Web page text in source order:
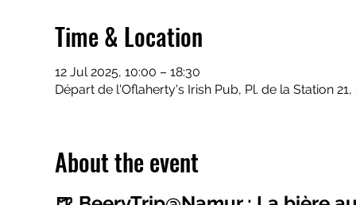
Time & Location
12 Jul 2025, 10:00 – 18:30
Départ de l'Oflaherty's Irish Pub, Pl. de la Station
About the event